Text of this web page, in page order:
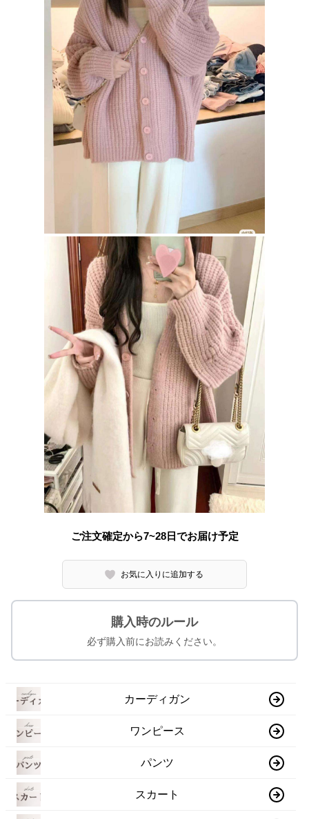
ご注文確定から7~28日でお届け予定
お気に入りに追加する
購入時のルール
必ず購入前にお読みください。
カーディガン
ワンピース
パンツ
スカート